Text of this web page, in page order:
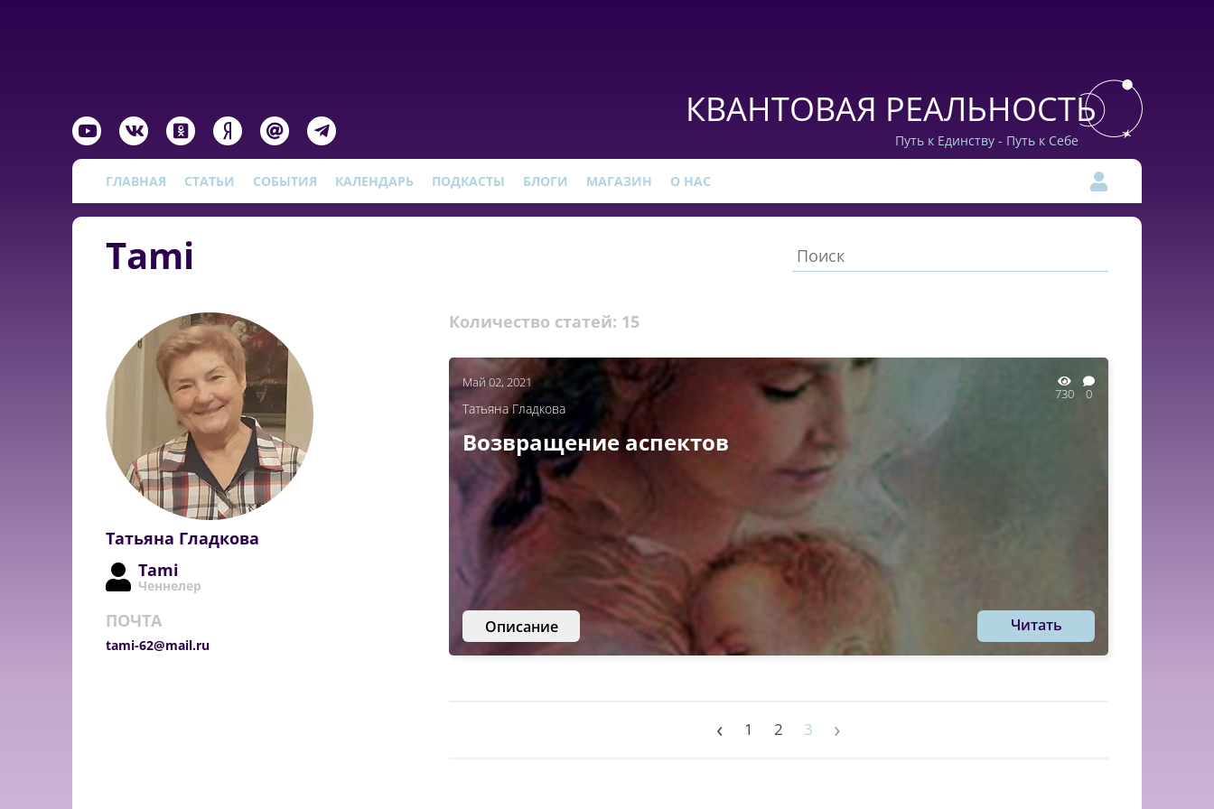
КВАНТОВАЯ РЕАЛЬНОСТЬ
Путь к Единству - Путь к Себе
ГЛАВНАЯ СТАТЬИ СОБЫТИЯ КАЛЕНДАРЬ ПОДКАСТЫ БЛОГИ МАГАЗИН О НАС
Tami
Татьяна Гладкова
Tami
Ченнелер
ПОЧТА
tami-62@mail.ru
Количество статей: 15
Май 02, 2021
730 0
Татьяна Гладкова
Возвращение аспектов
Описание Читать
‹ 1 2 3 ›